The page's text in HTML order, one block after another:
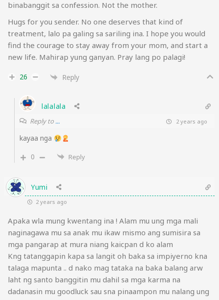
binabanggit sa confession. Not the mother.
Hugs for you sender. No one deserves that kind of
treatment, lalo pa galing sa sariling ina. I hope you would
find the courage to stay away from your mom, and start a
new life. Mahirap yung ganyan. Pray lang po palagi!
26 Reply
lalalala
Reply to ... 2 years ago
kayaa nga
0
Reply
Yumi
2 years ago
Apaka wla mung kwentang ina ! Alam mu ung mga mali
naginagawa mu sa anak mu ikaw mismo ang sumisira sa
mga pangarap at mura niang kaicpan d ko alam
Kng tatanggapin kapa sa langit oh baka sa impiyerno kna
talaga mapunta .. d nako mag tataka na baka balang arw
laht ng santo banggitin mu dahil sa mga karma na
dadanasin mu goodluck sau sna pinaampon mu nalang ung